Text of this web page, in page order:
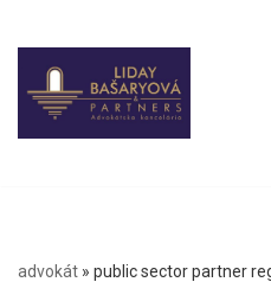
Preskočiť
na
obsah
advokát » public sector partner